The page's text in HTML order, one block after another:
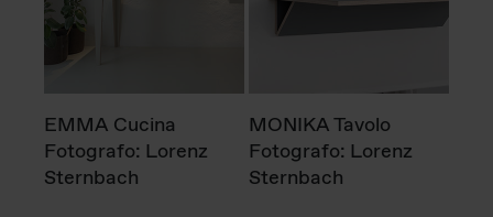
EMMA Cucina
Fotografo: Lorenz
Sternbach
MONIKA Tavolo
Fotografo: Lorenz
Sternbach